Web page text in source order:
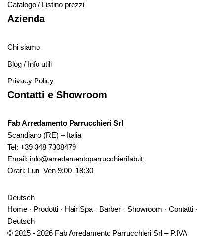
Catalogo / Listino prezzi
Azienda
Chi siamo
Blog / Info utili
Privacy Policy
Contatti e Showroom
Fab Arredamento Parrucchieri Srl
Scandiano (RE) – Italia
Tel: +39 348 7308479
Email: info@arredamentoparrucchierifab.it
Orari: Lun–Ven 9:00–18:30
Deutsch
Home · Prodotti · Hair Spa· Barber · Showroom · Contatti ·
Deutsch
© 2015 - 2026 Fab Arredamento Parrucchieri Srl – P.IVA